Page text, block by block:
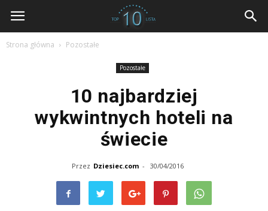
dziesiec.com
Strona główna Pozostałe
Pozostałe
10 najbardziej
wykwintnych hoteli na
świecie
Przez Dziesiec.com - 30/04/2016